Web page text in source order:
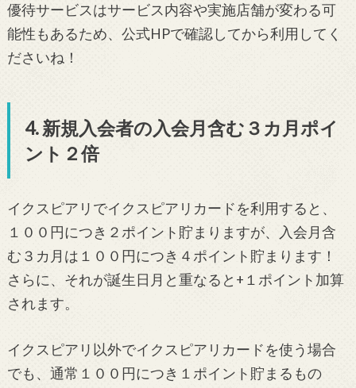
優待サービスはサービス内容や実施店舗が変わる可
能性もあるため、公式HPで確認してから利用してく
ださいね！
4. 新規入会者の入会月含む３カ月ポイ
ント２倍
イクスピアリでイクスピアリカードを利用すると、
１００円につき２ポイント貯まりますが、入会月含
む３カ月は１００円につき４ポイント貯まります！
さらに、それが誕生日月と重なると+１ポイント加算
されます。
イクスピアリ以外でイクスピアリカードを使う場合
でも、通常１００円につき１ポイント貯まるもの